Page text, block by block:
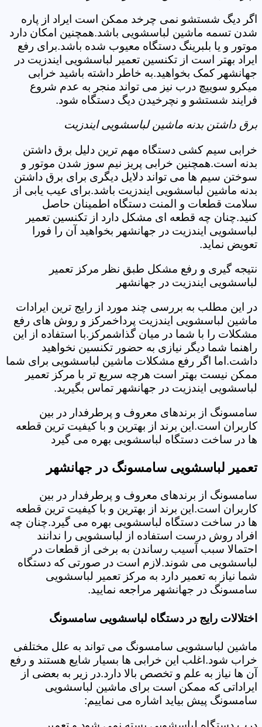
اگر دیگ شستشو نمی چرخد ممکن است ایراد از پاره
شدن تسمه ماشین لباسشویی باشد.همچنین امکان دارد
موتور و یا بلبرینگ دستگاه معیوب شده باشد.برای رفع
ایراد بهتر است از تکنسین تعمیر لباسشویی ایندزیت در
جهانشهر کمک بخواهید.به خاطر داشته باشید خرابی
میکرو سوییچ درب نیز می تواند منجر به عدم شروع
فرایند شستشو و نچرخیدن دیگ دستگاه شود.
برق داشتن بدنه ماشین لباسشویی ایندزیت
خرابی سیم کشی دستگاه مهم ترین دلیل برق داشتن
بدنه است.همچنین خرابی پریز نیم سوز شدن موتور و
سوختن سیم ها می تواند دلایل دیگری برای برق داشتن
بدنه ماشین لباسشویی ایندزیت باشد.برای عیب یابی از
سلامت قطعات و المنت دستگاه اطمینان حاصل
کنید.چنان چه قطعه ای مشکل دارد از تکنسین تعمیر
لباسشویی ایندزیت در جهانشهر بخواهید آن را فورا
تعویض نماید.
نتیجه گیری و رفع مشکل طبق نظر مرکز تعمیر
لباسشویی ایندزیت در جهانشهر
در این مطلب به بررسی چند مورد از رایج ترین ایرادات
ماشین لباسشویی ایندزیت پرداخمرکز و روش های رفع
مشکلات را با شما در میان گذاشمرکز.با استفاده از این
راهنما شما دیگر نیازی به حضور تکنسین نخواهید
داشت.اما اگر رفع مشکلات ماشین لباسشویی برای شما
ممکن نیست بهتر است هرچه سریع تر با مرکز تعمیر
لباسشویی ایندزیت در جهانشهر تماس بگیرید.
سامسونگ از برندهای معروف و پرطرفدار در بین
کاربران است.این برند از بهترین و با کیفیت ترین قطعه
ها در ساخت دستگاه لباسشویی بهره می گیرد
تعمیر لباسشویی سامسونگ در جهانشهر
سامسونگ از برندهای معروف و پرطرفدار در بین
کاربران است.این برند از بهترین و با کیفیت ترین قطعه
ها در ساخت دستگاه لباسشویی بهره می گیرد.چنان چه
افراد روش درست استفاده از لباسشویی را ندانند
احتمالا سبب آسیب رساندن به برخی از قطعات در
لباسشویی می شوند.لازم است در صورتی که دستگاه
شما نیاز به تعمیر دارد به مرکز تعمیر لباسشویی
سامسونگ در جهانشهر مراجعه نمایید.
اختلالات رایج در دستگاه لباسشویی سامسونگ
ماشین لباسشویی سامسونگ می تواند به علل مختلفی
خراب شود.اغلب این خرابی ها بسیار شایع هستند و رفع
آن ها نیاز به علم و تخصص بالا دارد.در زیر به بعضی از
ایراداتی که ممکن است برای ماشین لباسشویی
سامسونگ پیش بیاید اشاره می نماییم: